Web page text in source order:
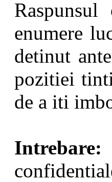
enumere
detinut
pozitiei
de a iti
Intrebare: